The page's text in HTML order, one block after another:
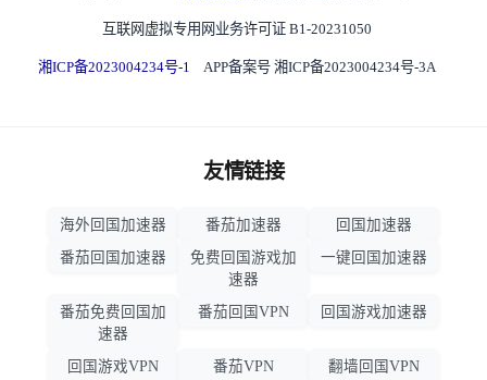
互联网虚拟专用网业务许可证 B1-20231050
湘ICP备2023004234号-1 APP备案号 湘ICP备2023004234号-3A
友情链接
海外回国加速器 番茄加速器
回国加速器
番茄回国加速器
免费回国游戏加
速器
一键回国加速器
番茄免费回国加
速器
番茄回国VPN 回国游戏加速器
回国游戏VPN 番茄VPN 翻墙回国VPN